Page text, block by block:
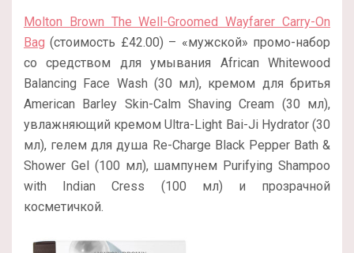
Molton Brown The Well-Groomed Wayfarer Carry-On
Bag (стоимость £42.00) – «мужской» промо-набор
со средством для умывания African Whitewood
Balancing Face Wash (30 мл), кремом для бритья
American Barley Skin-Calm Shaving Cream (30 мл),
увлажняющий кремом Ultra-Light Bai-Ji Hydrator (30
мл), гелем для душа Re-Charge Black Pepper Bath &
Shower Gel (100 мл), шампунем Purifying Shampoo
with Indian Cress (100 мл) и прозрачной
косметичкой.